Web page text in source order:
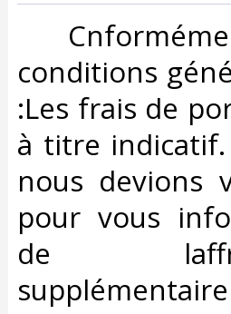
conditions
:Les frais de
à titre
nous devions
pour vous
de